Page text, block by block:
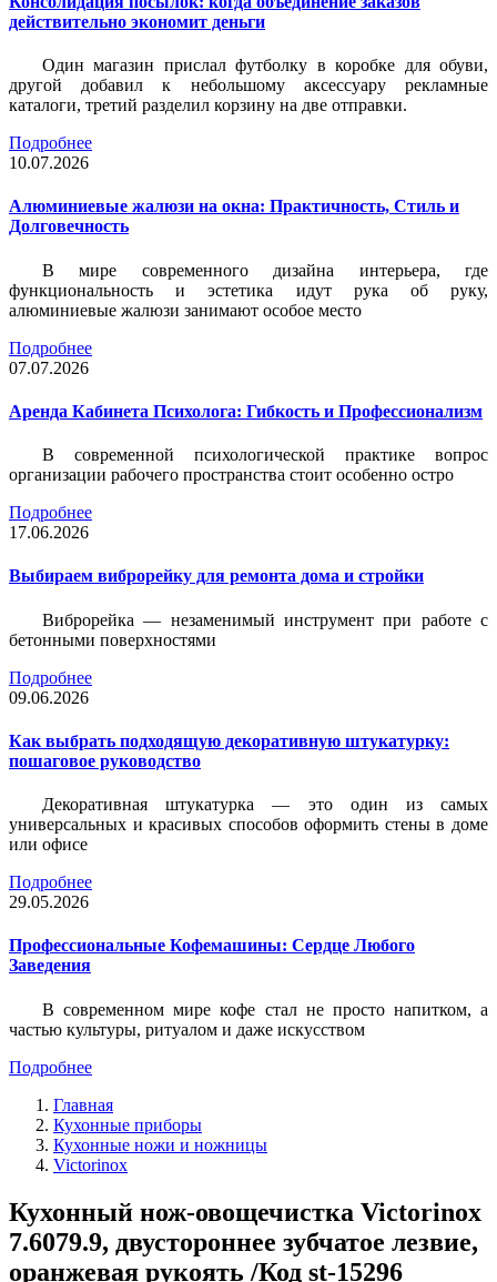
действительно экономит деньги
Один магазин прислал футболку в коробке для обуви,
другой добавил к небольшому аксессуару рекламные
каталоги, третий разделил корзину на две отправки.
Подробнее
10.07.2026
Алюминиевые жалюзи на окна: Практичность, Стиль и
Долговечность
В мире современного дизайна интерьера, где
функциональность и эстетика идут рука об руку,
алюминиевые жалюзи занимают особое место
Подробнее
07.07.2026
Аренда Кабинета Психолога: Гибкость и Профессионализм
В современной психологической практике вопрос
организации рабочего пространства стоит особенно остро
Подробнее
17.06.2026
Выбираем виброрейку для ремонта дома и стройки
Виброрейка — незаменимый инструмент при работе с
бетонными поверхностями
Подробнее
09.06.2026
Как выбрать подходящую декоративную штукатурку:
пошаговое руководство
Декоративная штукатурка — это один из самых
универсальных и красивых способов оформить стены в доме
или офисе
Подробнее
29.05.2026
Профессиональные Кофемашины: Сердце Любого
Заведения
В современном мире кофе стал не просто напитком, а
частью культуры, ритуалом и даже искусством
Подробнее
Главная
Кухонные приборы
Кухонные ножи и ножницы
Victorinox
Кухонный нож-овощечистка Victorinox
7.6079.9, двустороннее зубчатое лезвие,
оранжевая рукоять /Код st-15296